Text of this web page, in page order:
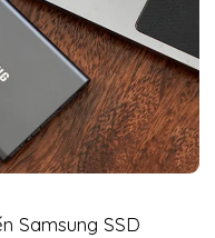
Samsung SSD